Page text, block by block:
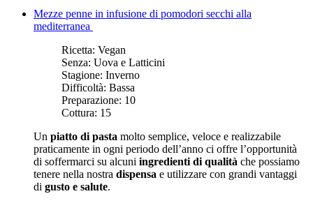
Mezze penne in infusione di pomodori secchi alla
mediterranea
Ricetta: Vegan
Senza: Uova e Latticini
Stagione: Inverno
Difficoltà: Bassa
Preparazione: 10
Cottura: 15
Un piatto di pasta molto semplice, veloce e realizzabile
praticamente in ogni periodo dell’anno ci offre l’opportunità
di soffermarci su alcuni ingredienti di qualità che possiamo
tenere nella nostra dispensa e utilizzare con grandi vantaggi
di gusto e salute.